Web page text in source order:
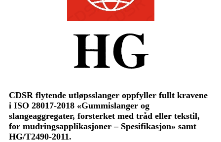
CDSR flytende utløpsslanger oppfyller fullt kravene
i ISO 28017-2018 «Gummislanger og
slangeaggregater, forsterket med tråd eller tekstil,
for mudringsapplikasjoner – Spesifikasjon» samt
HG/T2490-2011.